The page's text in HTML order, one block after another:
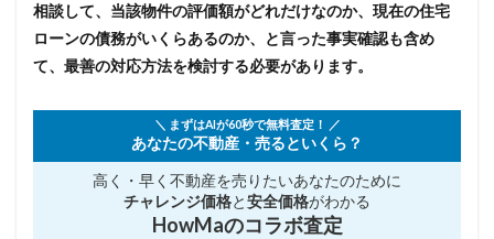
相談して、当該物件の評価額がどれだけなのか、現在の住宅
ローンの債務がいくらあるのか、と言った事実確認も含め
て、最善の対応方法を検討する必要があります。
＼ まずはAIが60秒で無料査定！ ／
あなたの不動産・売るといくら？
高く・早く不動産を売りたいあなたのために
チャレンジ価格と安全価格がわかる
HowMaのコラボ査定